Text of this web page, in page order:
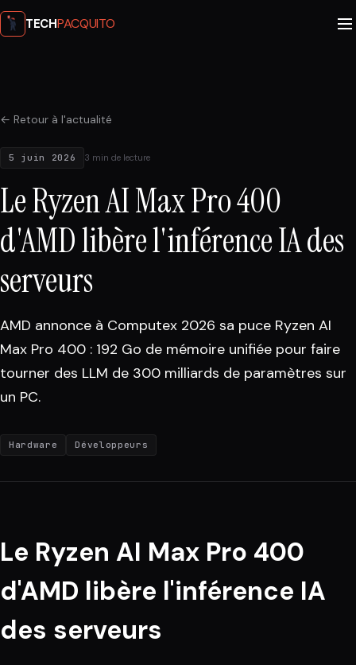
TECHPACQUITO
← Retour à l'actualité
5 juin 2026 3 min de lecture
Le Ryzen AI Max Pro 400
d'AMD libère l'inférence IA des
serveurs
AMD annonce à Computex 2026 sa puce Ryzen AI
Max Pro 400 : 192 Go de mémoire unifiée pour faire
tourner des LLM de 300 milliards de paramètres sur
un PC.
Hardware Développeurs
Le Ryzen AI Max Pro 400
d'AMD libère l'inférence IA
des serveurs